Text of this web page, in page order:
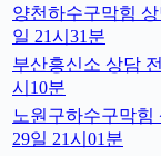
양천하수구막힘
일 21시31분
부산흥신소 상담
시10분
노원구하수구막힘
29일 21시01분